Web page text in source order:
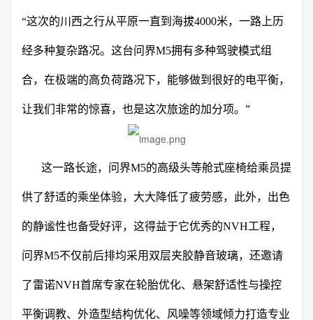
“这次的川西之行从平原一直到海拔4000米，一路上历
经多种复杂路况。这台问界M5拥有多种驾驶模式组
合，在极端的高负荷路况下，能够做到很好的电平衡，
让我们非常的惊喜，也是这次旅途的加分项。”
这一路长途，问界M5的高级头等舱式座椅给乘员提
供了舒适的乘坐体验，大大降低了疲劳感，此外，出色
的静谧性也备受好评，这得益于它优秀的NVH工程，
问界M5不仅前后排均采用双层夹胶静音玻璃，还邀请
了雷诺NVH首席专家在轮胎优化、悬架舒适性与操控
平衡调教、外造型结构优化、风噪等领域倾力打造专业